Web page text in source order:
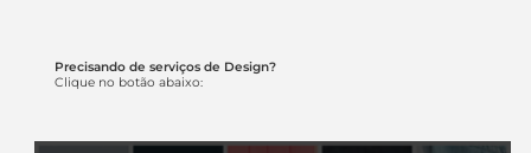
Precisando de serviços de Design?
Clique no botão abaixo: